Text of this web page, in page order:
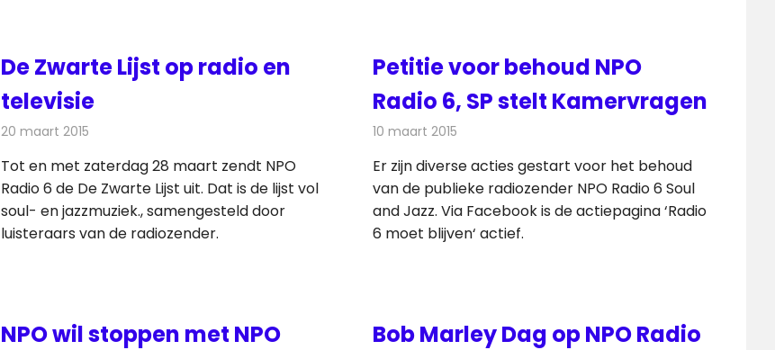
De Zwarte Lijst op radio en
televisie
20 maart 2015
Tot en met zaterdag 28 maart zendt NPO
Radio 6 de De Zwarte Lijst uit. Dat is de lijst vol
soul- en jazzmuziek., samengesteld door
luisteraars van de radiozender.
Petitie voor behoud NPO
Radio 6, SP stelt Kamervragen
10 maart 2015
Er zijn diverse acties gestart voor het behoud
van de publieke radiozender NPO Radio 6 Soul
and Jazz. Via Facebook is de actiepagina ‘Radio
6 moet blijven‘ actief.
NPO wil stoppen met NPO
Bob Marley Dag op NPO Radio